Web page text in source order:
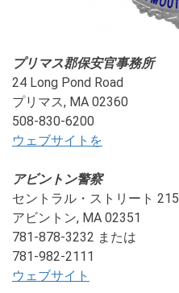
プリマス郡保安官事務所
24 Long Pond Road
プリマス, MA 02360
508-830-6200
ウェブサイトを
アビントン警察
セントラル・ストリート 215
アビントン, MA 02351
781-878-3232 または
781-982-2111
ウェブサイト